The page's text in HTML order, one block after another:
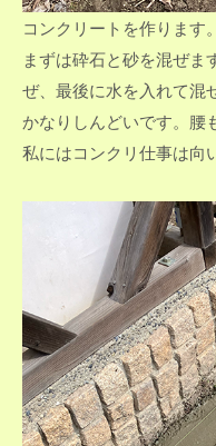
コンクリートを作ります。
まずは砕石と砂を混ぜま
ぜ、最後に水を入れて混
かなりしんどいです。腰
私にはコンクリ仕事は向